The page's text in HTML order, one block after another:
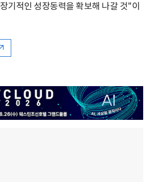
기적인 성장동력을 확보해 나갈 것"이